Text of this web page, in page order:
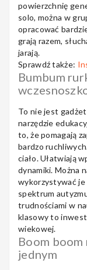
Instrumenty
Smyczkowe
Instrumenty
Dla Dzieci
Nagłośnienie
Akcesoria
powierzchnię
solo, można w
opracować
grają razem,
jarają.
Sprawdź także:
Bumbum
To nie jest
narzędzie
to, że pomagają
bardzo
ciało. Ułatwiają
dynamiki. Można
wykorzystywać je
spektrum
trudnościami w
klasowy to
wiekowej.
Boom boom
jednym